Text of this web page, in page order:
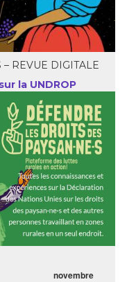
REVUE DIGITALE
la UNDROP
novembre